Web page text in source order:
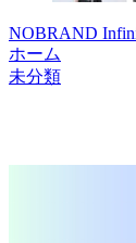
NOBRAND
ホーム
未分類